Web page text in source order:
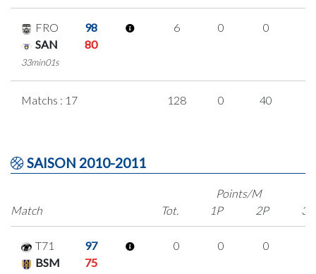
FRO
98
SAN
80
33min01s
6 0 0
Matchs : 17 128 0 40
SAISON 2010-2011
Match
Points/M
Tot.
1P 2P 3P
T71
97
BSM
75
0 0 0